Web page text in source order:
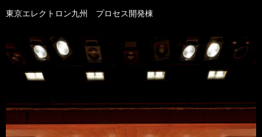
東京エレクトロン九州 プロセス開発棟